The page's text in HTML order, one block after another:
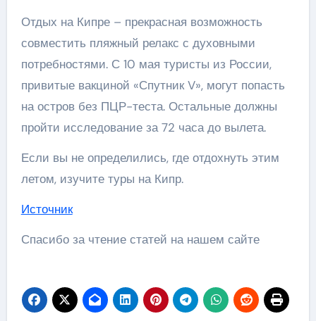
Отдых на Кипре – прекрасная возможность
совместить пляжный релакс с духовными
потребностями. С 10 мая туристы из России,
привитые вакциной «Спутник V», могут попасть
на остров без ПЦР-теста. Остальные должны
пройти исследование за 72 часа до вылета.
Если вы не определились, где отдохнуть этим
летом, изучите туры на Кипр.
Источник
Спасибо за чтение статей на нашем сайте